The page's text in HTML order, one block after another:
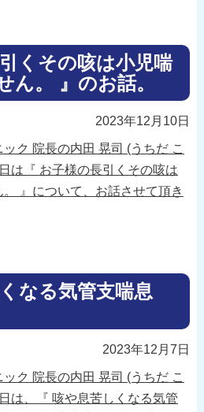
くその咳は小児喘
ん。 』のお話。
2023年12月10日
ク 院長の内田 晃司 (うちだ こ
お子様の長引くその咳は
』について、お話させて頂き
なる気管支喘息
2023年12月7日
ク 院長の内田 晃司 (うちだ こ
『 咳や息苦しくなる気管